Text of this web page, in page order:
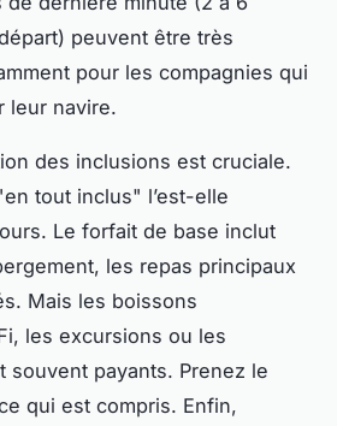
peuvent être très
pour les compagnies qui
leur navire.
des inclusions est cruciale.
tout inclus" l’est-elle
Le forfait de base inclut
les repas principaux
Mais les boissons
les excursions ou les
souvent payants. Prenez le
qui est compris. Enfin,